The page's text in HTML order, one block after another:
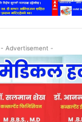
- Advertisement -